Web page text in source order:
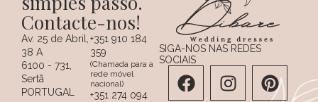
Contacte-nos!
Av. 25 de Abril,
38 A
6100 - 731,
Sertã
PORTUGAL
+351 910 184
359
(Chamada para a
rede móvel
nacional)
+351 274 094
SIGA-NOS NAS REDES
SOCIAIS